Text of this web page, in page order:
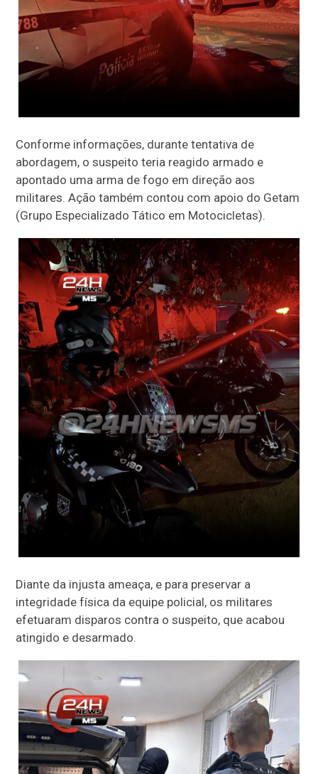
Conforme informações, durante tentativa de
abordagem, o suspeito teria reagido armado e
apontado uma arma de fogo em direção aos
militares. Ação também contou com apoio do Getam
(Grupo Especializado Tático em Motocicletas).
Diante da injusta ameaça, e para preservar a
integridade física da equipe policial, os militares
efetuaram disparos contra o suspeito, que acabou
atingido e desarmado.